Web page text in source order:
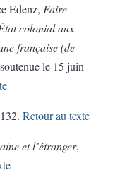
Edenz, Faire
colonial aux
française (de
le 15 juin
Retour au texte
et l’étranger,